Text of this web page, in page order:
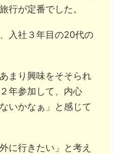
行が定番でした。
入社３年目の20代の
まり興味をそそられ
年参加して、内心
いかなぁ」と感じて
に行きたい」と考え